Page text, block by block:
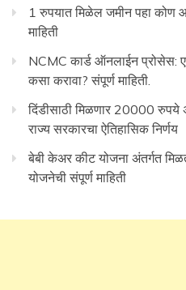
1 रुपयात मिळेल जमीन पहा कोण
माहिती
NCMC कार्ड ऑनलाईन प्रोसेस:
कसा करावा? संपूर्ण माहिती.
दिंडीसाठी मिळणार 20000 रुपये
राज्य सरकारचा ऐतिहासिक निर्णय
बेबी केअर कीट योजना अंतर्गत
योजनेची संपूर्ण माहिती